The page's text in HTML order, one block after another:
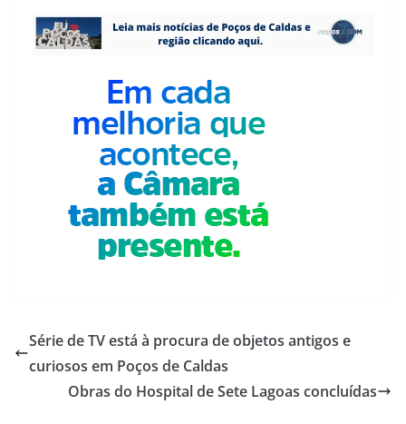
Série de TV está à procura de objetos antigos e
curiosos em Poços de Caldas
Obras do Hospital de Sete Lagoas concluídas